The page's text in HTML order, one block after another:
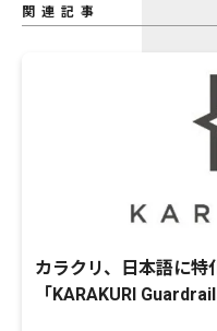
関連記事
カラクリ、日本語に特
「KARAKURI